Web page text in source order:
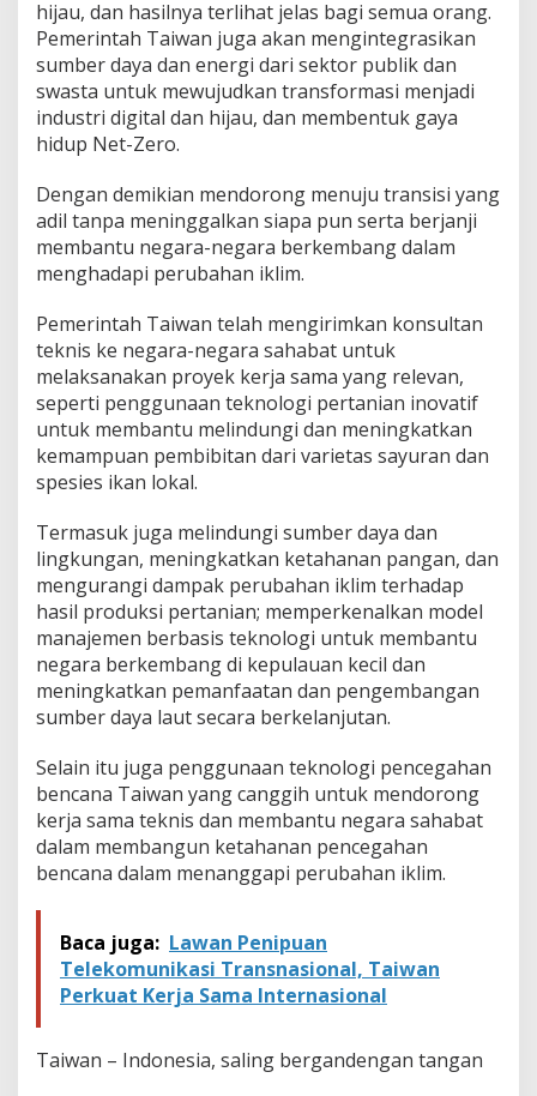
hijau, dan hasilnya terlihat jelas bagi semua orang.
Pemerintah Taiwan juga akan mengintegrasikan
sumber daya dan energi dari sektor publik dan
swasta untuk mewujudkan transformasi menjadi
industri digital dan hijau, dan membentuk gaya
hidup Net-Zero.
Dengan demikian mendorong menuju transisi yang
adil tanpa meninggalkan siapa pun serta berjanji
membantu negara-negara berkembang dalam
menghadapi perubahan iklim.
Pemerintah Taiwan telah mengirimkan konsultan
teknis ke negara-negara sahabat untuk
melaksanakan proyek kerja sama yang relevan,
seperti penggunaan teknologi pertanian inovatif
untuk membantu melindungi dan meningkatkan
kemampuan pembibitan dari varietas sayuran dan
spesies ikan lokal.
Termasuk juga melindungi sumber daya dan
lingkungan, meningkatkan ketahanan pangan, dan
mengurangi dampak perubahan iklim terhadap
hasil produksi pertanian; memperkenalkan model
manajemen berbasis teknologi untuk membantu
negara berkembang di kepulauan kecil dan
meningkatkan pemanfaatan dan pengembangan
sumber daya laut secara berkelanjutan.
Selain itu juga penggunaan teknologi pencegahan
bencana Taiwan yang canggih untuk mendorong
kerja sama teknis dan membantu negara sahabat
dalam membangun ketahanan pencegahan
bencana dalam menanggapi perubahan iklim.
Baca juga: Lawan Penipuan
Telekomunikasi Transnasional, Taiwan
Perkuat Kerja Sama Internasional
Taiwan – Indonesia, saling bergandengan tangan